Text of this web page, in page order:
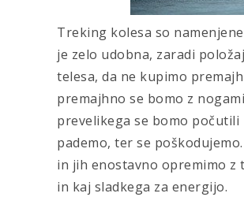
Treking kolesa so
je zelo udobna, zaradi
telesa, da ne kupimo
premajhno se bomo z
prevelikega se bomo
pademo, ter se
in jih enostavno opremimo z
in kaj sladkega za energijo.